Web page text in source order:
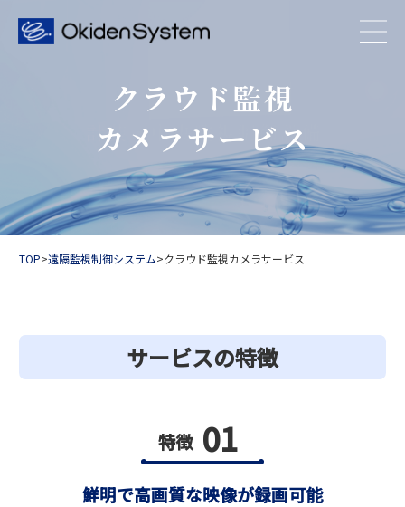
クラウド監視
カメラサービス
TOP>遠隔監視制御システム>クラウド監視カメラサービス
サービスの特徴
特徴 01
鮮明で高画質な映像が録画可能